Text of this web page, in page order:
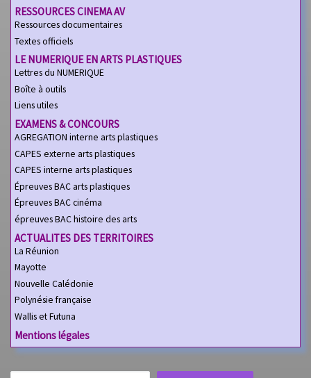
RESSOURCES CINEMA AV
Ressources documentaires
Textes officiels
LE NUMERIQUE EN ARTS PLASTIQUES
Lettres du NUMERIQUE
Boîte à outils
Liens utiles
EXAMENS & CONCOURS
AGREGATION interne arts plastiques
CAPES externe arts plastiques
CAPES interne arts plastiques
Épreuves BAC arts plastiques
Épreuves BAC cinéma
épreuves BAC histoire des arts
ACTUALITES DES TERRITOIRES
La Réunion
Mayotte
Nouvelle Calédonie
Polynésie française
Wallis et Futuna
Mentions légales